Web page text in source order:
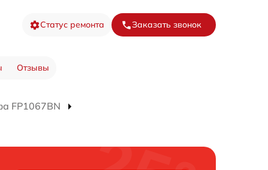
Статус ремонта Заказать звонок
Отзывы
FP1067BN